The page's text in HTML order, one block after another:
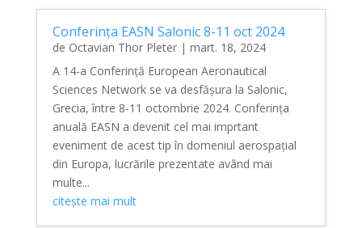
Conferința EASN Salonic 8-11 oct 2024
de Octavian Thor Pleter| mart. 18, 2024
A 14-a Conferință European Aeronautical
Sciences Network se va desfășura la Salonic,
Grecia, între 8-11 octombrie 2024. Conferința
anuală EASN a devenit cel mai imprtant
eveniment de acest tip în domeniul aerospațial
din Europa, lucrările prezentate având mai
multe...
citește mai mult